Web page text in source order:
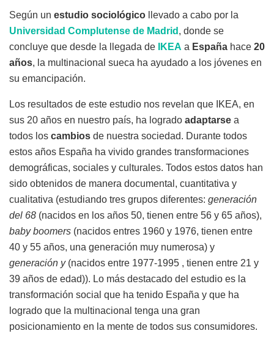
Según un estudio sociológico llevado a cabo por la
Universidad Complutense de Madrid , donde se
concluye que desde la llegada de
IKEA a España hace 20
años, la multinacional sueca ha ayudado a los jóvenes en
su emancipación.
Los resultados de este estudio nos revelan que IKEA, en
sus 20 años en nuestro país, ha logrado adaptarse a
todos los cambios de nuestra sociedad. Durante todos
estos años España ha vivido grandes transformaciones
demográficas, sociales y culturales. Todos estos datos han
sido obtenidos de manera documental, cuantitativa y
cualitativa (estudiando tres grupos diferentes: generación
del 68 (nacidos en los años 50, tienen entre 56 y 65 años),
baby boomers (nacidos entres 1960 y 1976, tienen entre
40 y 55 años, una generación muy numerosa) y
generación y(nacidos entre 1977-1995 , tienen entre 21 y
39 años de edad)). Lo más destacado del estudio es la
transformación social que ha tenido España y que ha
logrado que la multinacional tenga una gran
posicionamiento en la mente de todos sus consumidores.